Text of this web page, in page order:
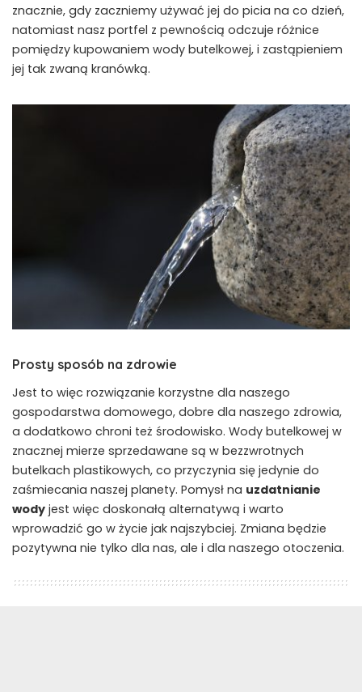
znacznie, gdy zaczniemy używać jej do picia na co dzień,
natomiast nasz portfel z pewnością odczuje różnice
pomiędzy kupowaniem wody butelkowej, i zastąpieniem
jej tak zwaną kranówką.
Prosty sposób na zdrowie
Jest to więc rozwiązanie korzystne dla naszego
gospodarstwa domowego, dobre dla naszego zdrowia,
a dodatkowo chroni też środowisko. Wody butelkowej w
znacznej mierze sprzedawane są w bezzwrotnych
butelkach plastikowych, co przyczynia się jedynie do
zaśmiecania naszej planety. Pomysł na uzdatnianie
wody jest więc doskonałą alternatywą i warto
wprowadzić go w życie jak najszybciej. Zmiana będzie
pozytywna nie tylko dla nas, ale i dla naszego otoczenia.